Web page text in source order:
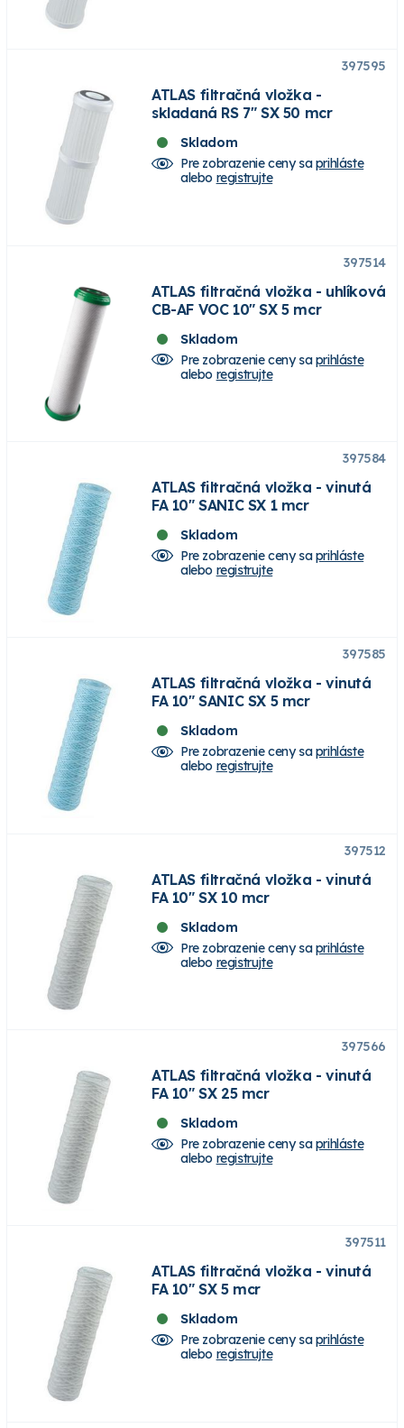
397595
ATLAS filtračná vložka -
skladaná RS 7" SX 50 mcr
Skladom
Pre zobrazenie ceny saprihláste
alebo registrujte
397514
ATLAS filtračná vložka - uhlíková
CB-AF VOC 10" SX 5 mcr
Skladom
Pre zobrazenie ceny saprihláste
alebo registrujte
397584
ATLAS filtračná vložka - vinutá
FA 10" SANIC SX 1 mcr
Skladom
Pre zobrazenie ceny saprihláste
alebo registrujte
397585
ATLAS filtračná vložka - vinutá
FA 10" SANIC SX 5 mcr
Skladom
Pre zobrazenie ceny saprihláste
alebo registrujte
397512
ATLAS filtračná vložka - vinutá
FA 10" SX 10 mcr
Skladom
Pre zobrazenie ceny saprihláste
alebo registrujte
397566
ATLAS filtračná vložka - vinutá
FA 10" SX 25 mcr
Skladom
Pre zobrazenie ceny saprihláste
alebo registrujte
397511
ATLAS filtračná vložka - vinutá
FA 10" SX 5 mcr
Skladom
Pre zobrazenie ceny saprihláste
alebo registrujte